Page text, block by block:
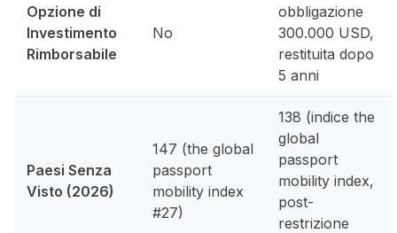
Opzione di
Investimento
Rimborsabile
No
obbligazione
300.000 USD,
restituita dopo
5 anni
Paesi Senza
Visto (2026)
147 (the global
passport
mobility index
#27)
138 (indice the
global
passport
mobility index,
post-
restrizione